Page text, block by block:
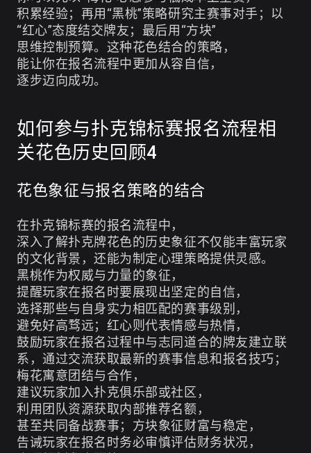
积累经验；再用“黑桃”策略研究主赛事对手；以
“红心”态度结交牌友；最后用“方块”
思维控制预算。这种花色结合的策略，
能让你在报名流程中更加从容自信，
逐步迈向成功。
如何参与扑克锦标赛报名流程相
关花色历史回顾4
花色象征与报名策略的结合
在扑克锦标赛的报名流程中，
深入了解扑克牌花色的历史象征不仅能丰富玩家
的文化背景，还能为制定心理策略提供灵感。
黑桃作为权威与力量的象征，
提醒玩家在报名时要展现出坚定的自信，
选择那些与自身实力相匹配的赛事级别，
避免好高骛远；红心则代表情感与热情，
鼓励玩家在报名过程中与志同道合的牌友建立联
系，通过交流获取最新的赛事信息和报名技巧；
梅花寓意团结与合作，
建议玩家加入扑克俱乐部或社区，
利用团队资源获取内部推荐名额，
甚至共同备战赛事；方块象征财富与稳定，
告诫玩家在报名时务必审慎评估财务状况，